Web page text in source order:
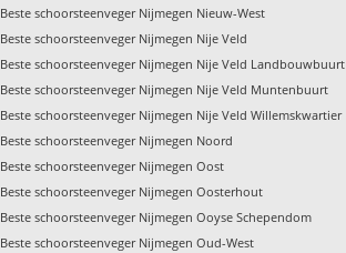
Beste schoorsteenveger Nijmegen Nieuw-West
Beste schoorsteenveger Nijmegen Nije Veld
Beste schoorsteenveger Nijmegen Nije Veld Landbouwbuurt
Beste schoorsteenveger Nijmegen Nije Veld Muntenbuurt
Beste schoorsteenveger Nijmegen Nije Veld Willemskwartier
Beste schoorsteenveger Nijmegen Noord
Beste schoorsteenveger Nijmegen Oost
Beste schoorsteenveger Nijmegen Oosterhout
Beste schoorsteenveger Nijmegen Ooyse Schependom
Beste schoorsteenveger Nijmegen Oud-West